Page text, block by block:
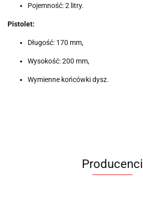
Pojemność: 2 litry.
Pistolet:
Długość: 170 mm,
Wysokość: 200 mm,
Wymienne końcówki dysz.
Producenci